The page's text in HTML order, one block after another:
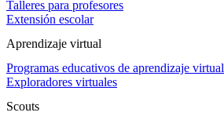
Talleres para profesores
Extensión escolar
Aprendizaje virtual
Programas educativos de aprendizaje virtual
Exploradores virtuales
Scouts